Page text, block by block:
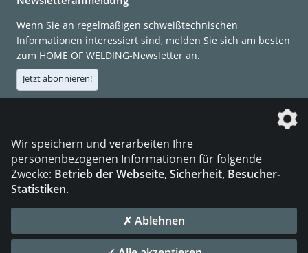
Wenn Sie an regelmäßigen schweißtechnischen
Informationen interessiert sind, melden Sie sich am besten
zum HOME OF WELDING-Newsletter an.
Jetzt abonnieren!
Die DVS Media GmbH ist ein Unternehmen der
© 2026 DVS Media GmbH
Wir speichern und verarbeiten Ihre
personenbezogenen Informationen für folgende
Zwecke: Betrieb der Webseite, Sicherheit, Besucher-
Statistiken.
✗ Ablehnen